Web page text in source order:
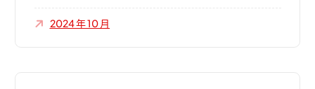
2024 年 10 月